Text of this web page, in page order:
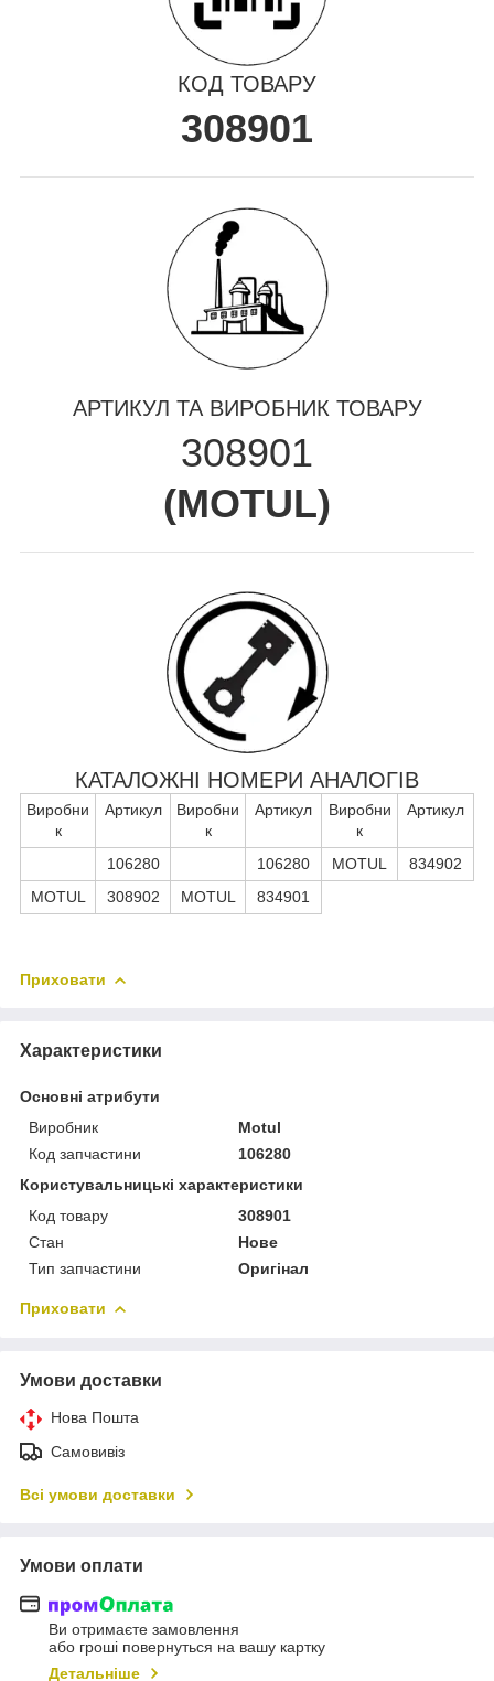
КОД ТОВАРУ
308901
АРТИКУЛ ТА ВИРОБНИК ТОВАРУ
308901
(MOTUL)
КАТАЛОЖНІ НОМЕРИ АНАЛОГІВ
Виробни
к
Артикул
Виробни
к
Артикул
Виробни
к
Артикул
106280 106280 MOTUL
834902
MOTUL
308902 MOTUL 834901
Приховати
Характеристики
Основні атрибути
Виробник
Motul
Код запчастини
106280
Користувальницькі характеристики
Код товару
308901
Стан
Нове
Тип запчастини
Оригінал
Приховати
Умови доставки
Нова Пошта
Самовивіз
Всі умови доставки
Умови оплати
Ви отримаєте замовлення
або гроші повернуться на вашу картку
Детальніше